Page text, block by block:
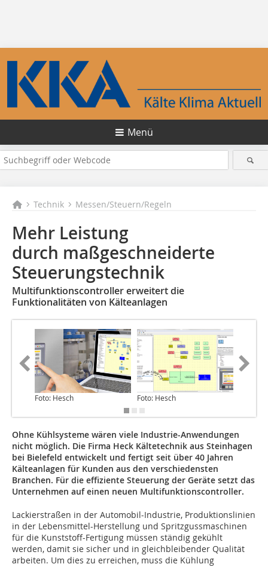
Menü
Technik Messen/Steuern/Regeln
Mehr Leistung
durch maßgeschneiderte
Steuerungstechnik
Multifunktionscontroller erweitert die
Funktionalitäten von Kälteanlagen
Foto: Hesch Foto: Hesch
Ohne Kühlsysteme wären viele Industrie-Anwendungen
nicht möglich. Die Firma Heck Kältetechnik aus Steinhagen
bei Bielefeld entwickelt und fertigt seit über 40 Jahren
Kälteanlagen für Kunden aus den verschiedensten
Branchen. Für die effiziente Steuerung der Geräte setzt das
Unternehmen auf einen neuen Multifunktionscontroller.
Lackierstraßen in der Automobil-Industrie, Produktionslinien
in der Lebensmittel-Herstellung und Spritzgussmaschinen
für die Kunststoff-Fertigung müssen ständig gekühlt
werden, damit sie sicher und in gleichbleibender Qualität
arbeiten. Um dies zu erreichen, muss die Kühlung